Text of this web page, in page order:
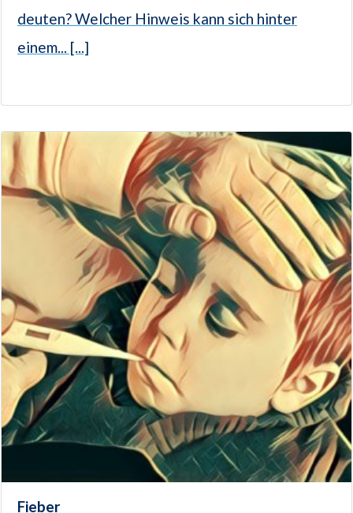
deuten? Welcher Hinweis kann sich hinter
einem... [...]
Fieber